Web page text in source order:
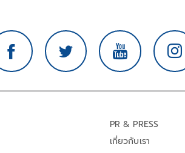
PR & PRESS
เกี่ยวกับเรา